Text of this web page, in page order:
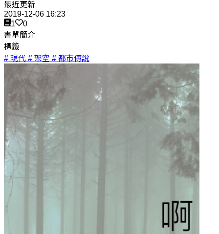
最近更新
2019-12-06 16:23
1
0
書單簡介
標籤
# 現代 # 架空 # 都市傳說